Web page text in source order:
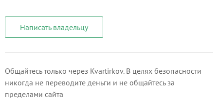
Написать владельцу
Общайтесь только через Kvartirkov. В целях безопасности
никогда не переводите деньги и не общайтесь за
пределами сайта